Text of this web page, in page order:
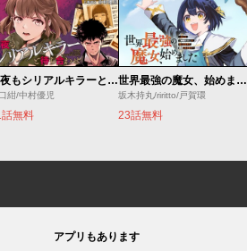
今夜もシリアルキラーと待ち合わせ
紺/中村優児
話無料
世界最強の魔女、始めました ～私だけ『攻略サイト』を見れる世界で自由に生きます～
坂木持丸/riritto/戸賀環
23話無料
アプリもあります